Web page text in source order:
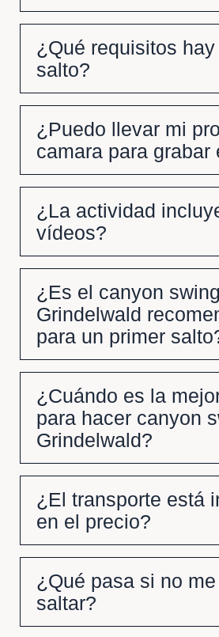
¿Qué requisitos hay
salto?
¿Puedo llevar mi
camara para grabar
¿La actividad
vídeos?
¿Es el canyon
Grindelwald
para un primer
¿Cuándo es la
para hacer canyon
Grindelwald?
¿El transporte está
en el precio?
¿Qué pasa si no
saltar?